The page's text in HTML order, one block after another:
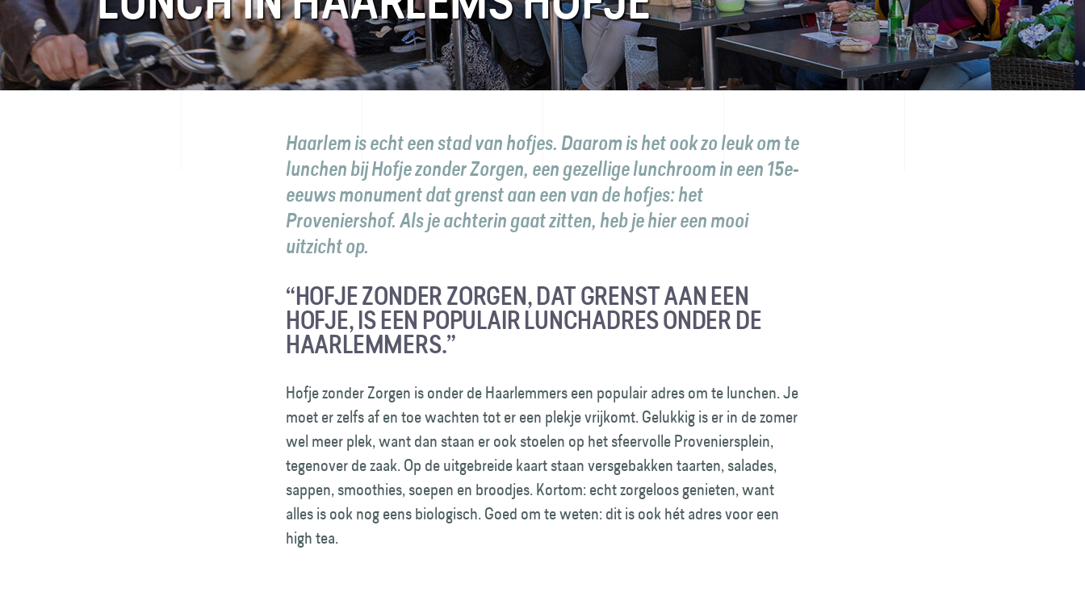
FAQ
Haarlem is echt een stad van hofjes. Daarom is het ook zo leuk om te
lunchen bij Hofje zonder Zorgen, een gezellige lunchroom in een 15e-
eeuws monument dat grenst aan een van de hofjes: het
Proveniershof. Als je achterin gaat zitten, heb je hier een mooi
uitzicht op.
“HOFJE ZONDER ZORGEN, DAT GRENST AAN EEN
HOFJE, IS EEN POPULAIR LUNCHADRES ONDER DE
HAARLEMMERS.”
Hofje zonder Zorgen is onder de Haarlemmers een populair adres om te lunchen. Je
moet er zelfs af en toe wachten tot er een plekje vrijkomt. Gelukkig is er in de zomer
wel meer plek, want dan staan er ook stoelen op het sfeervolle Proveniersplein,
tegenover de zaak. Op de uitgebreide kaart staan versgebakken taarten, salades,
sappen, smoothies, soepen en broodjes. Kortom: echt zorgeloos genieten, want
alles is ook nog eens biologisch. Goed om te weten: dit is ook hét adres voor een
high tea.